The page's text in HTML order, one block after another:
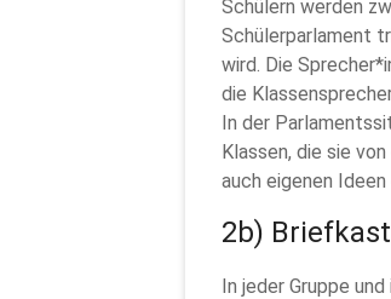
Schülern werden
Schülerparlament
wird. Die
die
In der
Klassen, die sie
auch eigenen
2b)
In jeder Gruppe